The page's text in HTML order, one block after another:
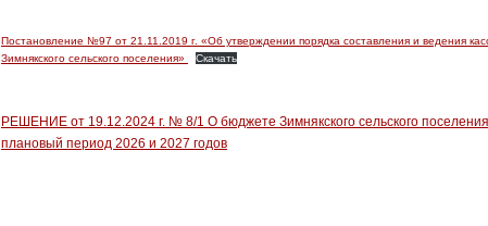
Постановление №97 от 21.11.2019 г. «Об утверждении порядка составления и ведения
Зимнякского сельского поселения»
Скачать
РЕШЕНИЕ от 19.12.2024 г. № 8/1 О бюджете Зимнякского сельского
плановый период 2026 и 2027 годов